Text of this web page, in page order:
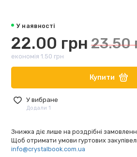
У наявності
22.00 грн 23.50
економія 1.50 грн
Купити
У вибране
Додали 1
Знижка діє лише на роздрібні
Щоб отримати умови гуртових
info@crystalbook.com.ua